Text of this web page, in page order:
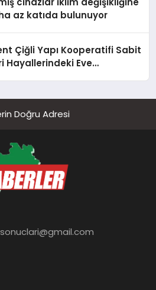
az katıda bulunuyor
Çiğli Yapı Kooperatifi Sabit
Hayallerindeki Eve
Doğru Adresi